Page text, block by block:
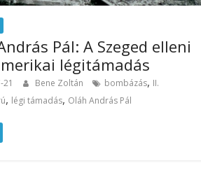
Pál: A Szeged elleni
légitámadás
21 Bene Zoltán bombázás, II.
, légi támadás, Oláh András Pál